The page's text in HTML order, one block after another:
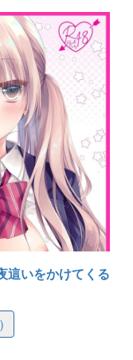
這いをかけてくる